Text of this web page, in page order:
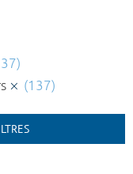
(137)